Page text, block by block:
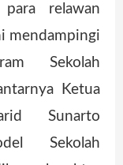
relawan
mendampingi
Sekolah
Ketua
Sunarto
Sekolah